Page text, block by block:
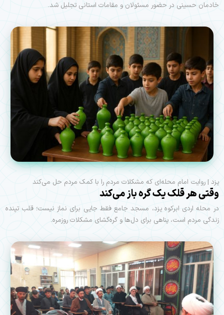
خادمان حسینی در حضور مسئولان و مقامات استانی تجلیل شد.
یزد | روایت امام محله‌ای که مشکلات مردم را با کمک مردم حل می‌کند
وقتی هر قلک یک گره باز می‌کند
در محله اردی ابرکوه یزد، مسجد جامع فقط جایی برای نماز نیست؛ قلب تپنده
زندگی مردم است، پناهی برای دل‌ها و گره‌گشای مشکلات روزمره.